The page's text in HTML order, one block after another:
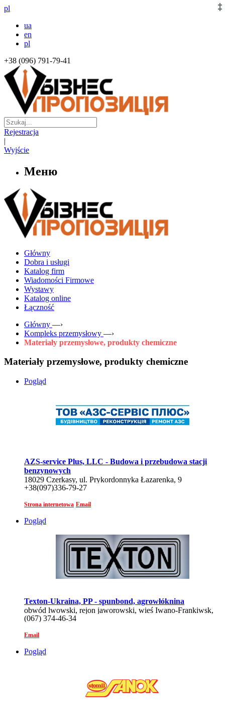
pl
ua
en
pl
+38 (096) 791-79-41
Rejestracja
|
Wyjście
Меню
Główny
Dobra i usługi
Katalog firm
Wiadomości Firmowe
Wystawy
Katalog online
Łączność
Główny —›
Kompleks przemysłowy —›
Materiały przemysłowe, produkty chemiczne
Materiały przemysłowe, produkty chemiczne
Pogląd
AZS-service Plus, LLC - Budowa i przebudowa stacji
benzynowych
18029 Czerkasy, ul. Prykordonnyka Łazarenka, 9
+38(097)336-79-27
Strona internetowa Email
Pogląd
Texton-Ukraina, PP - spunbond, agrowłóknina
obwód lwowski, rejon jaworowski, wieś Iwano-Frankiwsk,
ul. Lwowska, 55
(067) 374-46-34
Email
Pogląd